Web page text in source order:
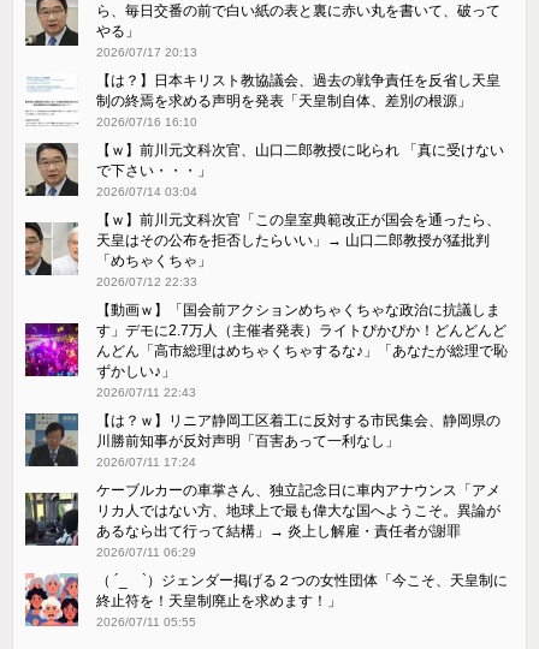
ら、毎日交番の前で白い紙の表と裏に赤い丸を書いて、破って
やる」
2026/07/17 20:13
【は？】日本キリスト教協議会、過去の戦争責任を反省し天皇
制の終焉を求める声明を発表「天皇制自体、差別の根源」
2026/07/16 16:10
【ｗ】前川元文科次官、山口二郎教授に叱られ 「真に受けない
で下さい・・・」
2026/07/14 03:04
【ｗ】前川元文科次官「この皇室典範改正が国会を通ったら、
天皇はその公布を拒否したらいい」→ 山口二郎教授が猛批判
「めちゃくちゃ」
2026/07/12 22:33
【動画ｗ】「国会前アクションめちゃくちゃな政治に抗議しま
す」デモに2.7万人（主催者発表）ライトぴかぴか！どんどんど
んどん「高市総理はめちゃくちゃするな♪」「あなたが総理で恥
ずかしい♪」
2026/07/11 22:43
【は？ｗ】リニア静岡工区着工に反対する市民集会、静岡県の
川勝前知事が反対声明「百害あって一利なし」
2026/07/11 17:24
ケーブルカーの車掌さん、独立記念日に車内アナウンス「アメ
リカ人ではない方、地球上で最も偉大な国へようこそ。異論が
あるなら出て行って結構」→ 炎上し解雇・責任者が謝罪
2026/07/11 06:29
（ ´_ゝ`）ジェンダー掲げる２つの女性団体「今こそ、天皇制に
終止符を！天皇制廃止を求めます！」
2026/07/11 05:55